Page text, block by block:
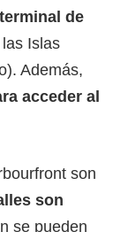
terminal de
Islas
Además,
acceder al
son
son
se pueden